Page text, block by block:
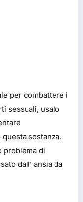
per combattere i
sessuali, usalo
sostanza.
problema di
dall’ ansia da